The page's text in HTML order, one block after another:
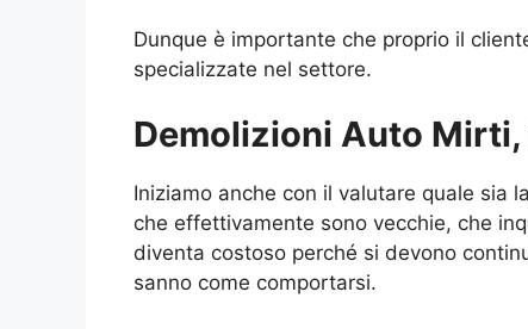
Dunque è importante che proprio il
specializzate nel settore.
Demolizioni Auto
Iniziamo anche con il valutare quale sia
che effettivamente sono vecchie, che
diventa costoso perché si devono
sanno come comportarsi.